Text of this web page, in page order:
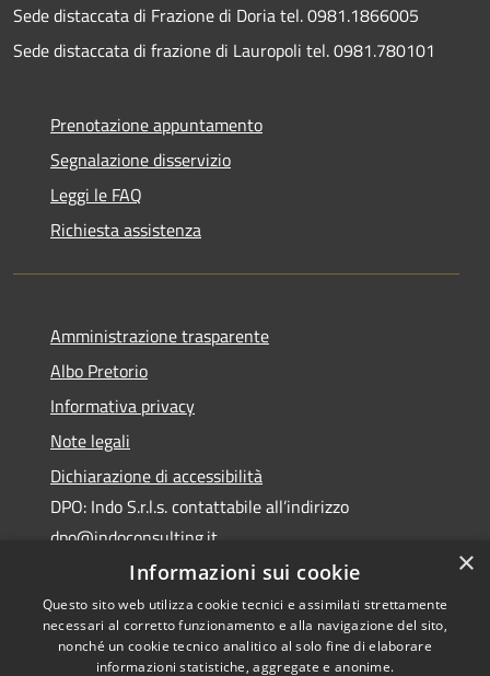
Sede distaccata di Frazione di Doria tel. 0981.1866005
Sede distaccata di frazione di Lauropoli tel. 0981.780101
Prenotazione appuntamento
Segnalazione disservizio
Leggi le FAQ
Richiesta assistenza
Amministrazione trasparente
Albo Pretorio
Informativa privacy
Note legali
Dichiarazione di accessibilità
DPO: Indo S.r.l.s. contattabile all’indirizzo
dpo@indoconsulting.it
×
Informazioni sui cookie
Questo sito web utilizza cookie tecnici e assimilati strettamente
necessari al corretto funzionamento e alla navigazione del sito,
nonché un cookie tecnico analitico al solo fine di elaborare
informazioni statistiche, aggregate e anonime.